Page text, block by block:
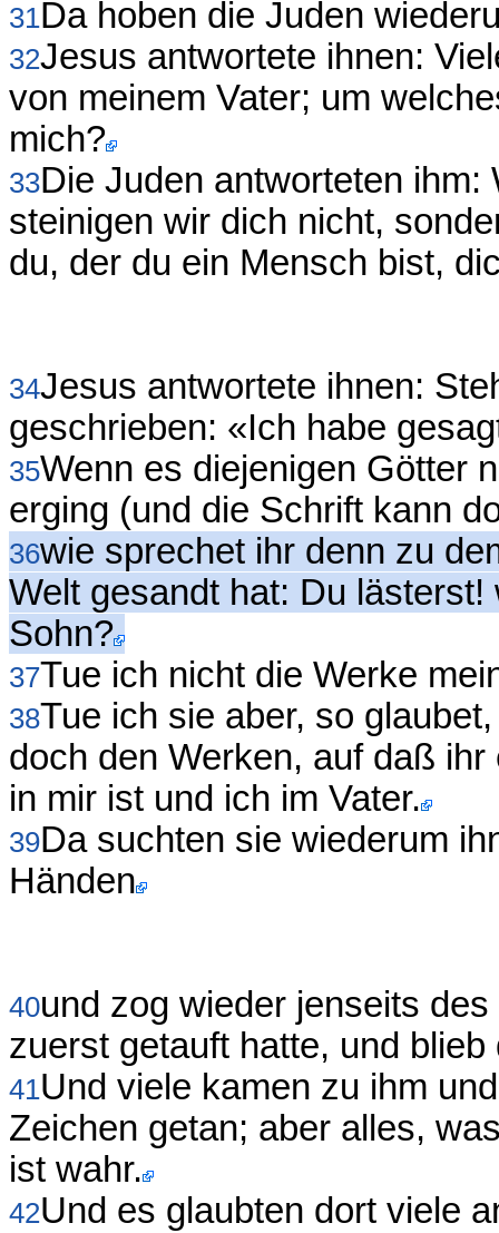
31Da hoben die Juden
32Jesus antwortete ihnen:
von meinem Vater; um
mich?
33Die Juden antworteten
steinigen wir dich nicht,
du, der du ein Mensch bist,
34Jesus antwortete ihnen:
geschrieben: «Ich habe
35Wenn es diejenigen Götter
erging (und die Schrift kann
36wie sprechet ihr denn zu
Welt gesandt hat: Du
Sohn?
37Tue ich nicht die Werke
38Tue ich sie aber, so
doch den Werken, auf daß
in mir ist und ich im Vater.
39Da suchten sie wiederum
Händen
40und zog wieder jenseits
zuerst getauft hatte, und blieb
41Und viele kamen zu ihm
Zeichen getan; aber alles,
ist wahr.
42Und es glaubten dort viele